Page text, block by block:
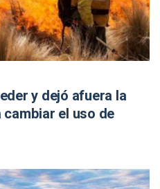
y dejó afuera la
el uso de